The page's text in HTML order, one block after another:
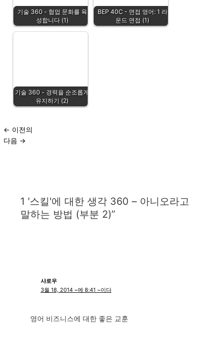
기술 360 - 협업 문화를 육
성합니다 (1)
BEP 40C - 면접 영어: 1 라
운드 면접 (1)
기술 360 - 경력을 순조롭게
유지하기 (2)
← 이전의
다음 →
1 '스킬'에 대한 생각 360 – 아니오라고
말하는 방법 (부분 2)”
샤로우
3월 18, 2014 ~에 8:41 ~이다
영어 비즈니스에 대한 좋은 교훈